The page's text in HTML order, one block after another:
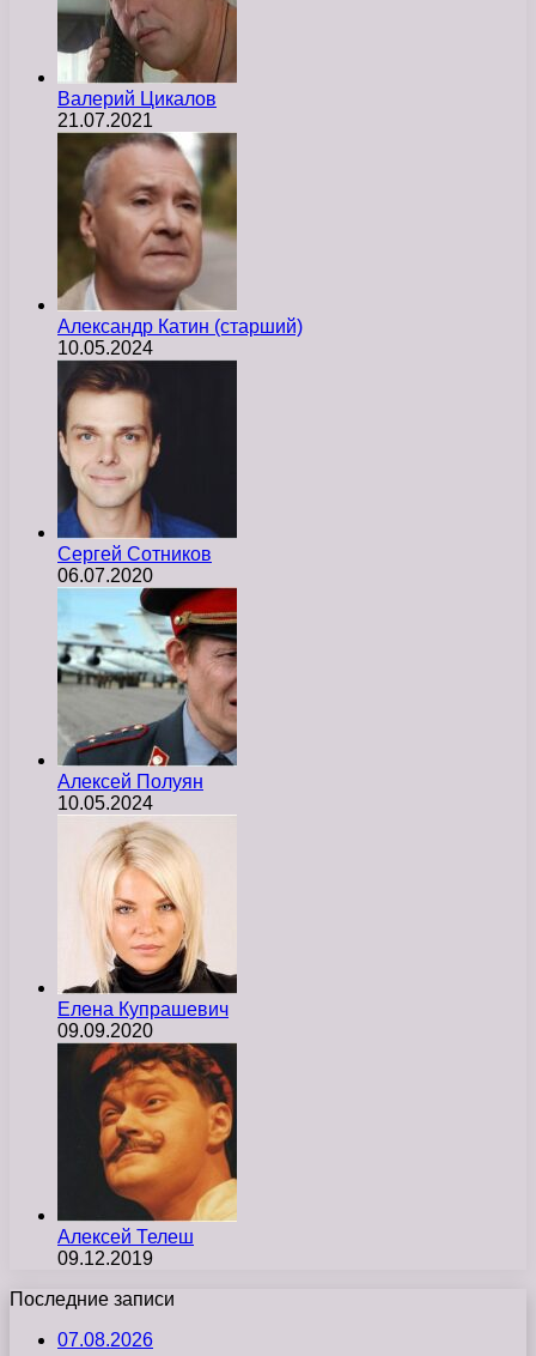
Валерий Цикалов
21.07.2021
Александр Катин (старший)
10.05.2024
Сергей Сотников
06.07.2020
Алексей Полуян
10.05.2024
Елена Купрашевич
09.09.2020
Алексей Телеш
09.12.2019
Последние записи
07.08.2026